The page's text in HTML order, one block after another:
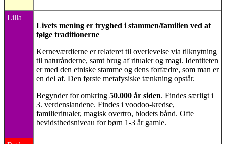
Lilla
Livets mening er tryghed i stammen/familien ved at
følge traditionerne
Kerneværdierne er relateret til overlevelse via tilknytning
til naturånderne, samt brug af ritualer og magi. Identiteten
er med den etniske stamme og dens forfædre, som man er
en del af. Den første metafysiske tænkning opstår.
Begynder for omkring 50.000 år siden. Findes særligt i
3. verdenslandene. Findes i voodoo-kredse,
familieritualer, magisk overtro, blodets bånd. Ofte
bevidsthedsniveau for børn 1-3 år gamle.